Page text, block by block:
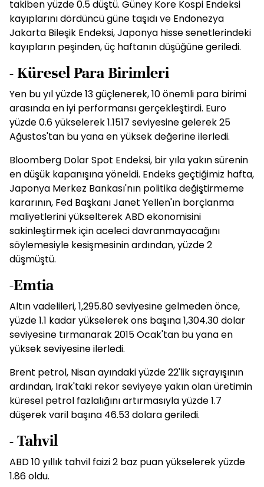
takiben yüzde 0.5 düştü. Güney Kore Kospi Endeksi
kayıplarını dördüncü güne taşıdı ve Endonezya
Jakarta Bileşik Endeksi, Japonya hisse senetlerindeki
kayıpların peşinden, üç haftanın düşüğüne geriledi.
- Küresel Para Birimleri
Yen bu yıl yüzde 13 güçlenerek, 10 önemli para birimi
arasında en iyi performansı gerçekleştirdi. Euro
yüzde 0.6 yükselerek 1.1517 seviyesine gelerek 25
Ağustos'tan bu yana en yüksek değerine ilerledi.
Bloomberg Dolar Spot Endeksi, bir yıla yakın sürenin
en düşük kapanışına yöneldi. Endeks geçtiğimiz hafta,
Japonya Merkez Bankası'nın politika değiştirmeme
kararının, Fed Başkanı Janet Yellen'ın borçlanma
maliyetlerini yükselterek ABD ekonomisini
sakinleştirmek için aceleci davranmayacağını
söylemesiyle kesişmesinin ardından, yüzde 2
düşmüştü.
-Emtia
Altın vadelileri, 1,295.80 seviyesine gelmeden önce,
yüzde 1.1 kadar yükselerek ons başına 1,304.30 dolar
seviyesine tırmanarak 2015 Ocak'tan bu yana en
yüksek seviyesine ilerledi.
Brent petrol, Nisan ayındaki yüzde 22'lik sıçrayışının
ardından, Irak'taki rekor seviyeye yakın olan üretimin
küresel petrol fazlalığını artırmasıyla yüzde 1.7
düşerek varil başına 46.53 dolara geriledi.
- Tahvil
ABD 10 yıllık tahvil faizi 2 baz puan yükselerek yüzde
1.86 oldu.